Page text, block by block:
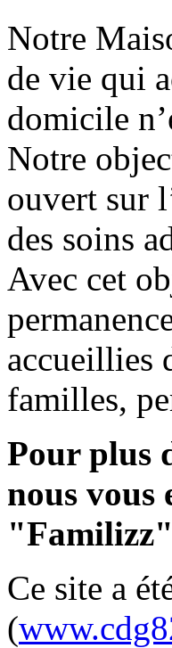
Notre
de vie qui
domicile
Notre
ouvert sur
des soins
Avec cet
accueillies
familles,
Pour plus
nous vous
Ce site a
(